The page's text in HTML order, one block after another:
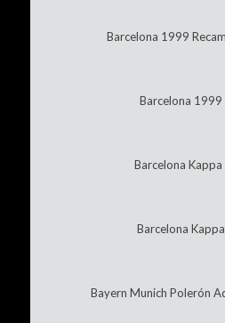
Barcelona 1999
Barcelona
Barcelona Kappa
Barcelona
Bayern Munich Polerón